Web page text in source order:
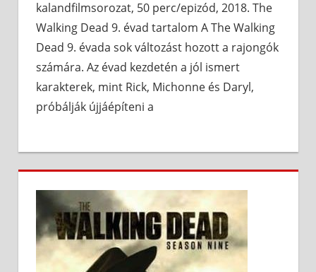
kalandfilmsorozat, 50 perc/epizód, 2018. The
Walking Dead 9. évad tartalom A The Walking
Dead 9. évada sok változást hozott a rajongók
számára. Az évad kezdetén a jól ismert
karakterek, mint Rick, Michonne és Daryl,
próbálják újjáépíteni a